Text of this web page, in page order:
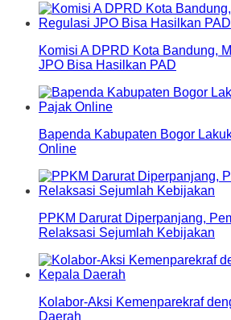
Komisi A DPRD Kota Bandung,
JPO Bisa Hasilkan PAD
Bapenda Kabupaten Bogor
Online
PPKM Darurat Diperpanjang,
Relaksasi Sejumlah Kebijakan
Kolabor-Aksi Kemenparekraf
Daerah